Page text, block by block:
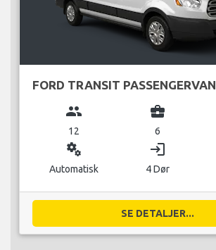
FORD TRANSIT PASSENGERVAN
group
12
business_center
6
miscellaneous_services
Automatisk
login
4 Dør
SE DETALJER...